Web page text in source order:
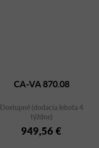
CA-VA 870.08
Dostupné (dodacia lehota 4
týždne)
949,56 €